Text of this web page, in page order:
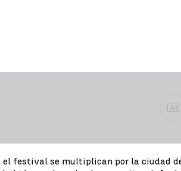
Ad
festival se multiplican por la ciudad